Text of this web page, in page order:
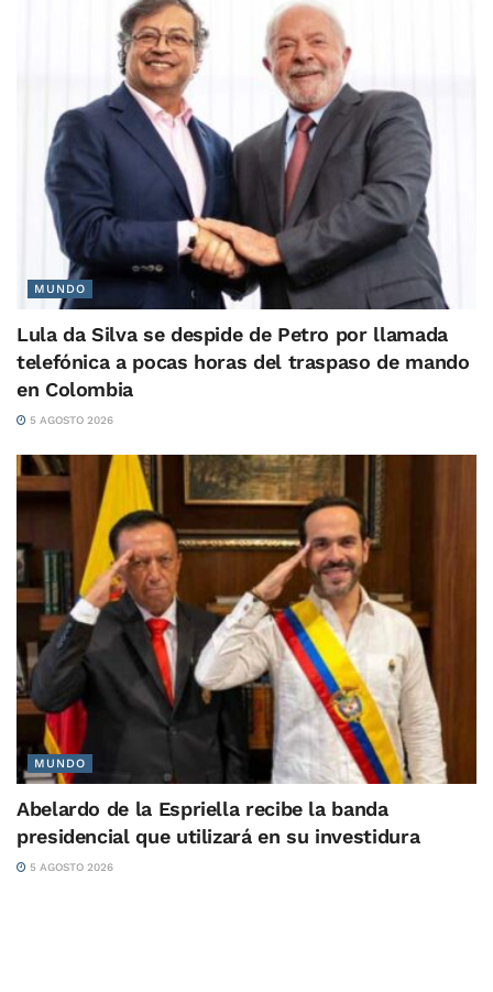
MUNDO
Lula da Silva se despide de Petro por llamada
telefónica a pocas horas del traspaso de mando
en Colombia
5 AGOSTO 2026
MUNDO
Abelardo de la Espriella recibe la banda
presidencial que utilizará en su investidura
5 AGOSTO 2026